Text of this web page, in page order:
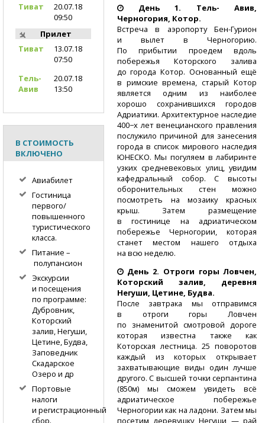
День 1. Тель- Авив,
Черногория, Котор.
Встреча в аэропортуБен-Гурион
и вылет в Черногорию.
По прибытии проедем вдоль
побережья Которского залива
до города Котор. Основанный ещё
в римские времена, старый Котор
является одним из наиболее
хорошо сохранившихся городов
Адриатики. Архитектурное наследие
400−х лет венецианского правления
послужило причиной для занесения
города в список мирового наследия
ЮНЕСКО. Мы погуляем в лабиринте
узких средневековых улиц, увидим
кафедральный собор. С высоты
оборонительных стен можно
посмотреть на мозаику красных
крыш. Затем размещение
в гостинице на адриатическом
побережье Черногории, которая
станет местом нашего отдыха
на всю неделю.
День 2. Отроги горы Ловчен,
Которский залив, деревня
Негуши, Цетине, Будва.
После завтрака мы отправимся
в отроги горы Ловчен
по знаменитой смотровой дороге
которая известна также как
Которская лестница. 25 поворотов
каждый из которых открывает
захватывающие виды один лучше
другого. С высшей точки серпантина
(850м) мы сможем увидеть всё
адриатическое побережье
Черногории как на ладони. Затем мы
посетим деревушку Негуши — рай
Тиват
20.07.18
09:50
Прилет
Тиват
13.07.18
07:50
Тель-
Авив
20.07.18
13:50
В СТОИМОСТЬ
ВКЛЮЧЕНО
Авиабилет
Гостиница
первого/
повышенного
туристического
класса.
Питание –
полупансион
Экскурсии
и посещения
по программе:
Дубровник,
Которский
залив, Негуши,
Цетине, Будва,
Заповедник
Скадарское
Озеро и др
Портовые
налоги
и регистрационный
сбор.